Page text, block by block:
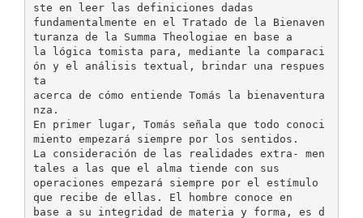
ste en leer las definiciones dadas
fundamentalmente en el Tratado de la Bienaven
turanza de la Summa Theologiae en base a
la lógica tomista para, mediante la comparaci
ón y el análisis textual, brindar una respues
ta
acerca de cómo entiende Tomás la bienaventura
nza.
En primer lugar, Tomás señala que todo conoci
miento empezará siempre por los sentidos.
La consideración de las realidades extra- men
tales a las que el alma tiende con sus
operaciones empezará siempre por el estímulo
que recibe de ellas. El hombre conoce en
base a su integridad de materia y forma, es d